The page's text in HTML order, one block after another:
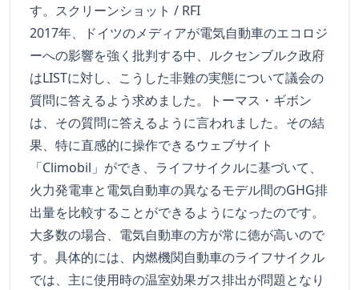
す。スクリーンショット / RFI
2017年、ドイツのメディアが電気自動車のエコロジ
ーへの影響を強く批判する中、ルクセンブルク政府
はLISTに対し、こうした非難の実態について議会の
質問に答えるよう求めました。トーマス・ギボン
は、その質問に答えるように言われました。その結
果、特に直感的に操作できるウェブサイト
「Climobil」ができ、ライフサイクルに基づいて、
火力発電車と電気自動車の異なるモデル間のGHG排
出量を比較することができるようになったのです。
大多数の場合、電気自動車の方が常に徳が高いので
す。具体的には、内燃機関自動車のライフサイクル
では、主に使用時の温室効果ガス排出が問題となり